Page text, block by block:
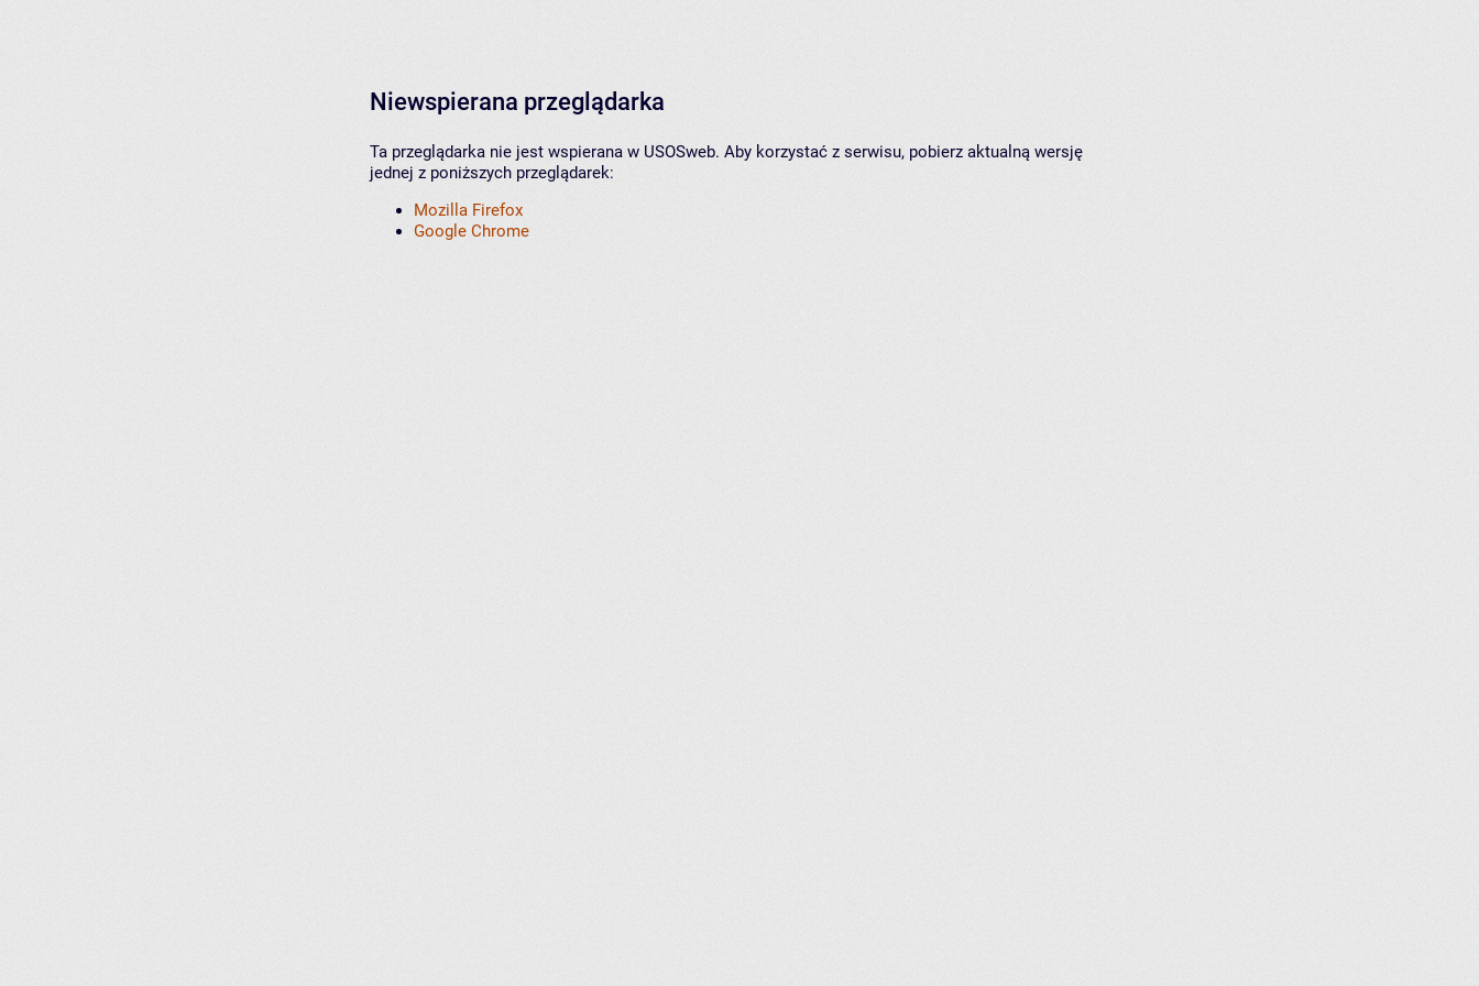
Niewspierana przeglądarka
Ta przeglądarka nie jest wspierana w USOSweb. Aby korzystać z serwisu, pobierz aktualną wersję
jednej z poniższych przeglądarek:
Mozilla Firefox
Google Chrome